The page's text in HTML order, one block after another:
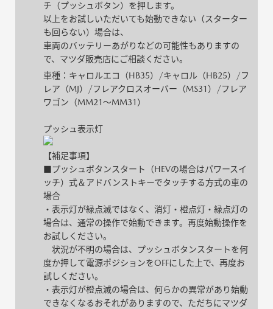
チ（プッシュボタン）を押します。
以上をお試しいただいても始動できない（スターター
も回らない）場合は、
車両のバッテリーあがりなどの可能性もありますの
で、マツダ販売店にご相談ください。
車種：キャロルエコ（HB35）/キャロル（HB25）/フ
レア（MJ）/フレアクロスオーバー（MS31）/フレア
ワゴン（MM21～MM31）
プッシュ表示灯
【補足事項】
■プッシュボタンスタート（HEVの場合はパワースイ
ッチ）式＆アドバンストキーでタッチする方式の車の
場合
・表示灯が緑点滅ではなく、消灯・橙点灯・緑点灯の
場合は、通常の操作で始動できます。再度始動操作を
お試しください。
状況が不明の場合は、プッシュボタンスタートを何
度か押して電源ポジションをOFFにした上で、再度お
試しください。
・表示灯が橙点滅の場合は、何らかの異常があり始動
できなくなるおそれがありますので、ただちにマツダ